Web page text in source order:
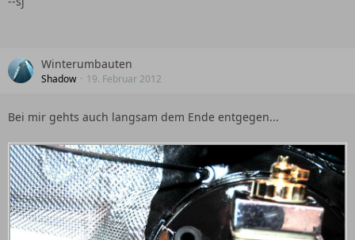
Winterumbauten
Shadow 19. Februar 2012
Bei mir gehts auch langsam dem Ende entgegen...